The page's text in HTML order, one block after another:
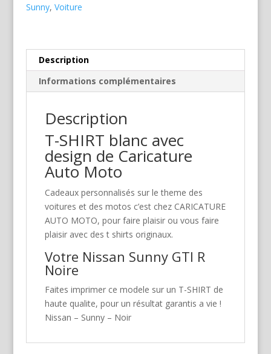
Sunny, Voiture
Description
Informations complémentaires
Description
T-SHIRT blanc avec
design de Caricature
Auto Moto
Cadeaux personnalisés sur le theme des
voitures et des motos c’est chez CARICATURE
AUTO MOTO, pour faire plaisir ou vous faire
plaisir avec des t shirts originaux.
Votre Nissan Sunny GTI R
Noire
Faites imprimer ce modele sur un T-SHIRT de
haute qualite, pour un résultat garantis a vie !
Nissan – Sunny – Noir